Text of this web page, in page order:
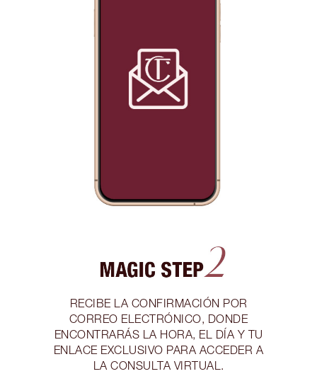
RECIBE LA CONFIRMACIÓN POR
CORREO ELECTRÓNICO, DONDE
ENCONTRARÁS LA HORA, EL DÍA Y TU
ENLACE EXCLUSIVO PARA ACCEDER A
LA CONSULTA VIRTUAL.